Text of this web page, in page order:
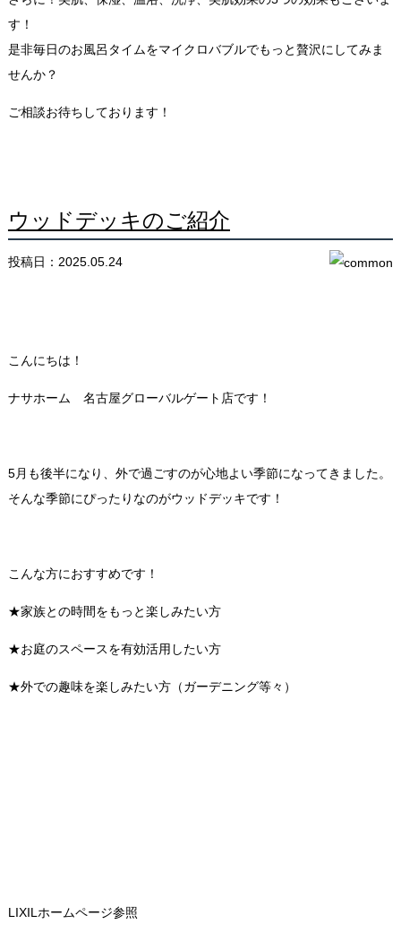
す！
是非毎日のお風呂タイムをマイクロバブルでもっと贅沢にしてみま
せんか？
ご相談お待ちしております！
ウッドデッキのご紹介
投稿日：2025.05.24
こんにちは！
ナサホーム 名古屋グローバルゲート店です！
5月も後半になり、外で過ごすのが心地よい季節になってきました。
そんな季節にぴったりなのがウッドデッキです！
こんな方におすすめです！
★家族との時間をもっと楽しみたい方
★お庭のスペースを有効活用したい方
★外での趣味を楽しみたい方（ガーデニング等々）
LIXILホームページ参照